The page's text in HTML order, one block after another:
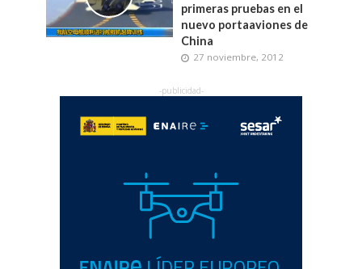
primeras pruebas en el
nuevo portaaviones de
China
27 noviembre, 2012